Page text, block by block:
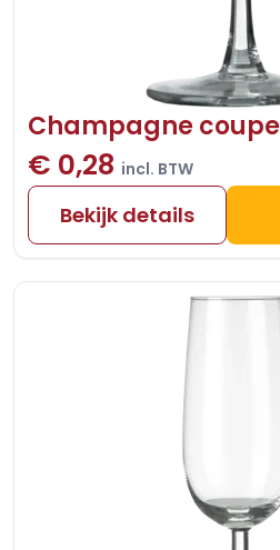
Champagne coupe
€ 0,28 incl. BTW
Bekijk details